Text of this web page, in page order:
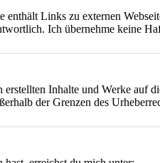
enthält Links zu externen
Ich übernehme keine
erstellten Inhalte und Werke auf
der Grenzen des